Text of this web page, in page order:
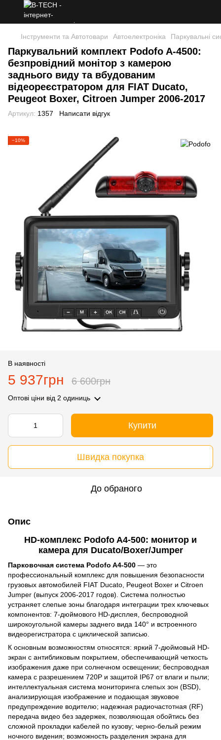
Інструменти та Автотовари Автоелектроніка Паркувальні
Паркувальний комплект Podofo A-4500:
безпровідний монітор з камерою
заднього виду та вбудованим
відеореєстратором для FIAT Ducato,
Peugeot Boxer, Citroen Jumper 2006-2017
Артикул: 1357 Написати відгук
−10%
В наявності
5 937грн 6 600грн
Оптові ціни від 2 одиниць
Купити
Швидка покупка
До обраного
Опис
HD-комплекс Podofo A4-500: монитор и
камера для Ducato/Boxer/Jumper
Парковочная система Podofo A4-500 — это
профессиональный комплекс для повышения безопасности
грузовых автомобилей FIAT Ducato, Peugeot Boxer и Citroen
Jumper (выпуск 2006-2017 годов). Система полностью
устраняет слепые зоны благодаря интеграции трех ключевых
компонентов: 7-дюймового HD-дисплея, беспроводной
широкоугольной камеры заднего вида 140° и встроенного
видеорегистратора с циклической записью.
К основным возможностям относятся: яркий 7-дюймовый HD-
экран с антибликовым покрытием, обеспечивающий четкость
изображения даже при солнечном освещении; беспроводная
камера с разрешением 720P и защитой IP67 от влаги и пыли;
интеллектуальная система мониторинга слепых зон (BSD),
анализирующая изображение и подающая звуковое
предупреждение водителю; надежная радиочастотная (RF)
передача видео без задержек, позволяющая обойтись без
сложной прокладки кабелей по кузову; черно-белый режим
ночного видения; возможность разделения экрана для